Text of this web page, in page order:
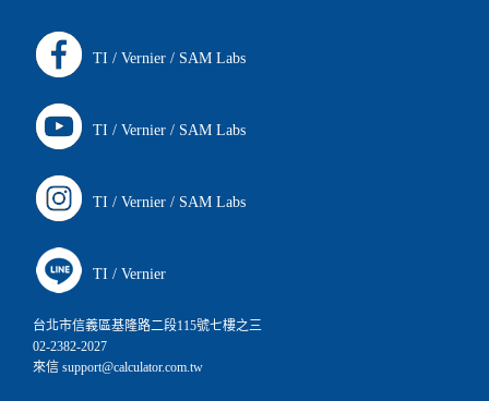
TI / Vernier / SAM Labs
TI / Vernier / SAM Labs
TI / Vernier / SAM Labs
TI / Vernier
台北市信義區基隆路二段115號七樓之三
02-2382-2027
來信 support@calculator.com.tw